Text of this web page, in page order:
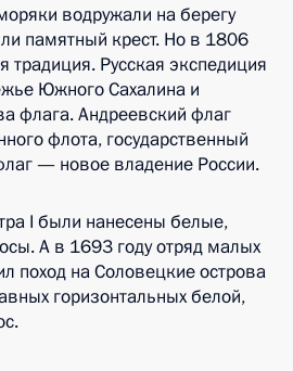
водружали на берегу
памятный крест. Но в 1806
традиция. Русская экспедиция
Южного Сахалина и
флага. Андреевский флаг
флота, государственный
— новое владение России.
I были нанесены белые,
А в 1693 году отряд малых
поход на Соловецкие острова
горизонтальных белой,